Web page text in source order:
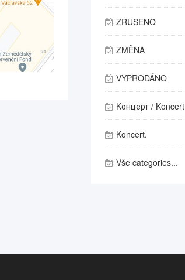
ZRUŠENO
ZMĚNA
VYPRODÁNO
Kонцерт / Koncert
Koncert.
Vše categories...